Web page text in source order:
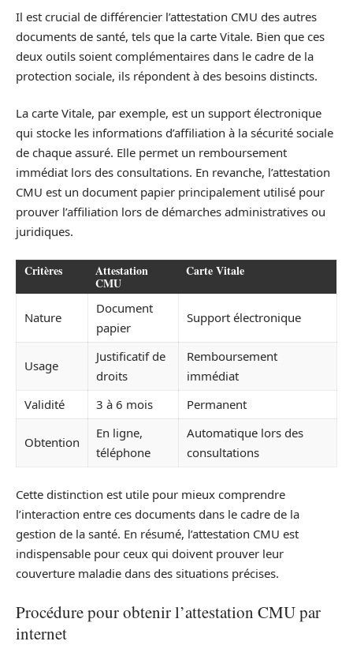
Il est crucial de différencier l’attestation CMU des autres
documents de santé, tels que la carte Vitale. Bien que ces
deux outils soient complémentaires dans le cadre de la
protection sociale, ils répondent à des besoins distincts.
La carte Vitale, par exemple, est un support électronique
qui stocke les informations d’affiliation à la sécurité sociale
de chaque assuré. Elle permet un remboursement
immédiat lors des consultations. En revanche, l’attestation
CMU est un document papier principalement utilisé pour
prouver l’affiliation lors de démarches administratives ou
juridiques.
Critères Attestation
CMU
Carte Vitale
Nature
Document
papier
Support électronique
Usage
Justificatif de
droits
Remboursement
immédiat
Validité
3 à 6 mois Permanent
Obtention
En ligne,
téléphone
Automatique lors des
consultations
Cette distinction est utile pour mieux comprendre
l’interaction entre ces documents dans le cadre de la
gestion de la santé. En résumé, l’attestation CMU est
indispensable pour ceux qui doivent prouver leur
couverture maladie dans des situations précises.
Procédure pour obtenir l’attestation CMU par
internet